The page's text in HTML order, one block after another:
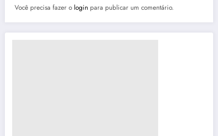
Você precisa fazer o login para publicar um comentário.